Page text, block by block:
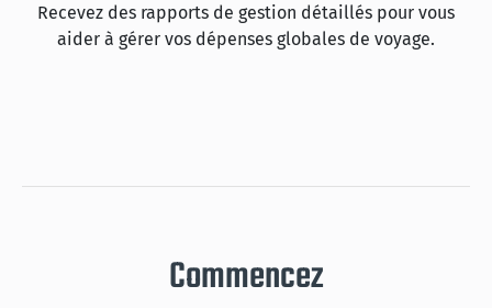
Recevez des rapports de gestion détaillés pour vous
aider à gérer vos dépenses globales de voyage.
Commencez